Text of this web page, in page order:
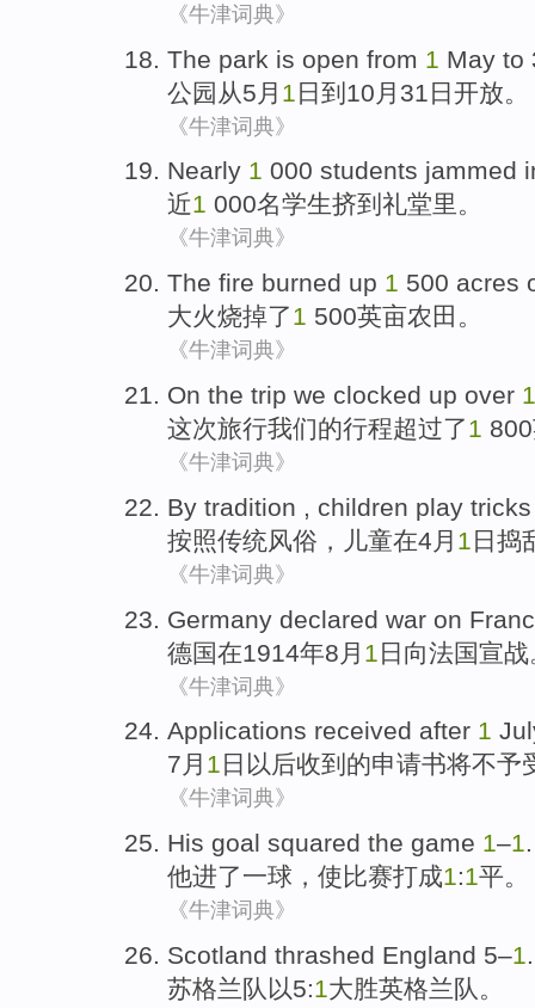
《牛津词典》
The park is open from 1 May to
公园 从5月 1 日到10月 31 日开放 。
《牛津词典》
Nearly 1 000 students jammed
近1 000名学生挤到 礼堂里。
《牛津词典》
The fire burned up 1 500 acres
大火烧掉了1 500英亩农田 。
《牛津词典》
On the trip we clocked up over 1
这次旅行我们的行程超过了1
《牛津词典》
By tradition , children play tricks
按照传统风俗 ， 儿童在4 月 1 日捣
《牛津词典》
Germany declared war on
德国在1914年8 月 1 日向法国宣战
《牛津词典》
Applications received after 1
7 月 1 日 以后收到 的申请书将不予
《牛津词典》
His goal squared the game 1–1.
他进了一球，使比赛打成1:1平。
《牛津词典》
Scotland thrashed England 5–1.
苏格兰 队以5:1大胜英格兰 队。